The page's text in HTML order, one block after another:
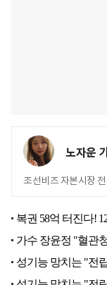
노자운
조선비즈 자본시장